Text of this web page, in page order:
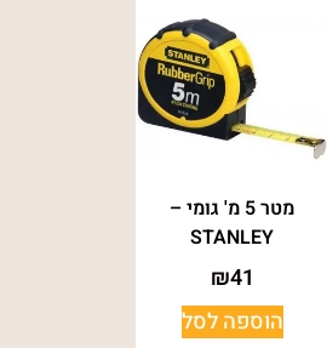
מטר 5 מ' גומי –
STANLEY
₪41
הוספה לסל